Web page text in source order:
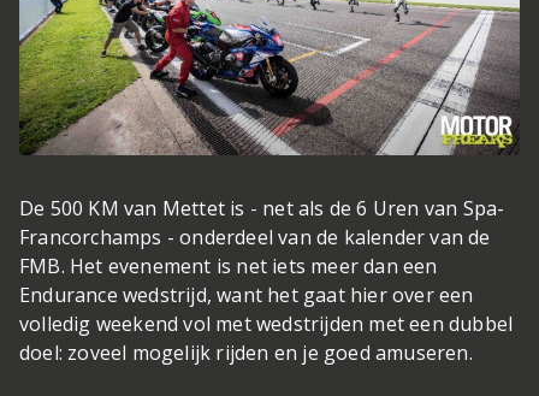
De 500 KM van Mettet is - net als de 6 Uren van Spa-
Francorchamps - onderdeel van de kalender van de
FMB. Het evenement is net iets meer dan een
Endurance wedstrijd, want het gaat hier over een
volledig weekend vol met wedstrijden met een dubbel
doel: zoveel mogelijk rijden en je goed amuseren.